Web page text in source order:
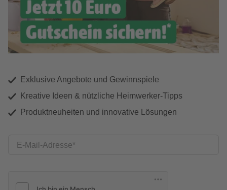
Exklusive Angebote und Gewinnspiele
Kreative Ideen & nützliche Heimwerker-Tipps
Produktneuheiten und innovative Lösungen
E-Mail-Adresse